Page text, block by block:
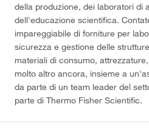
della produzione, dei laboratori di
dell'educazione scientifica.
impareggiabile di forniture per
sicurezza e gestione delle
materiali di consumo,
molto altro ancora, insieme a
da parte di un team leader del
parte di Thermo Fisher Scientific.